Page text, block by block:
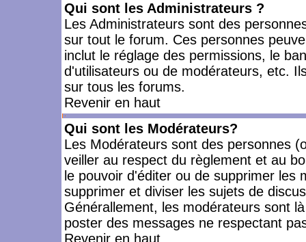
Qui sont les Administrateurs ?
Les Administrateurs sont des
sur tout le forum. Ces personnes
inclut le réglage des permissions, le
d'utilisateurs ou de modérateurs, etc.
sur tous les forums.
Revenir en haut
Qui sont les Modérateurs?
Les Modérateurs sont des personnes
veiller au respect du règlement et au
le pouvoir d'éditer ou de supprimer les
supprimer et diviser les sujets de
Générallement, les modérateurs sont
poster des messages ne respectant
Revenir en haut